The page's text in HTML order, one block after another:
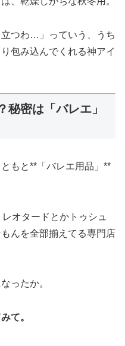
立つわ…」っていう、うち
包み込んでくれる神アイ
秘密は「バレエ」
もと**「バレエ用品」**
オタードとかトゥシュ
んを全部揃えてる専門店
ったか。
て。